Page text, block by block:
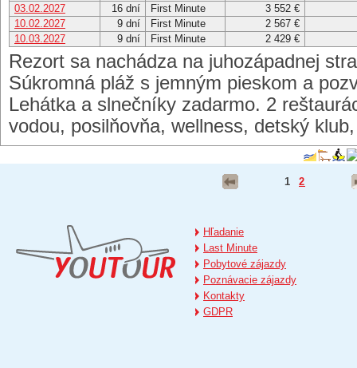
03.02.2027
16 dní First Minute
3 552 €
10.02.2027
9 dní First Minute
2 567 €
10.03.2027
9 dní First Minute 2 429 €
Rezort sa nachádza na juhozápadnej
Súkromná pláž s jemným pieskom a
Lehátka a slnečníky zadarmo. 2
vodou, posilňovňa, wellness, detský
1 2
Hľadanie
Last Minute
Pobytové zájazdy
Poznávacie zájazdy
Kontakty
GDPR